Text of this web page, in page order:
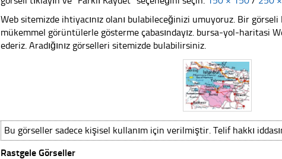
Web sitemizde ihtiyacınız olanı bulabileceğinizi umuyoruz. Bir
mükemmel görüntülerle gösterme çabasındayız. bursa-yol-haritasi
ederiz. Aradığınız görselleri sitemizde bulabilirsiniz.
Bu görseller sadece kişisel kullanım için verilmiştir. Telif hakkı
Rastgele Görseller